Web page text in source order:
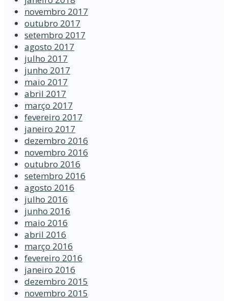
novembro 2017
outubro 2017
setembro 2017
agosto 2017
julho 2017
junho 2017
maio 2017
abril 2017
março 2017
fevereiro 2017
janeiro 2017
dezembro 2016
novembro 2016
outubro 2016
setembro 2016
agosto 2016
julho 2016
junho 2016
maio 2016
abril 2016
março 2016
fevereiro 2016
janeiro 2016
dezembro 2015
novembro 2015